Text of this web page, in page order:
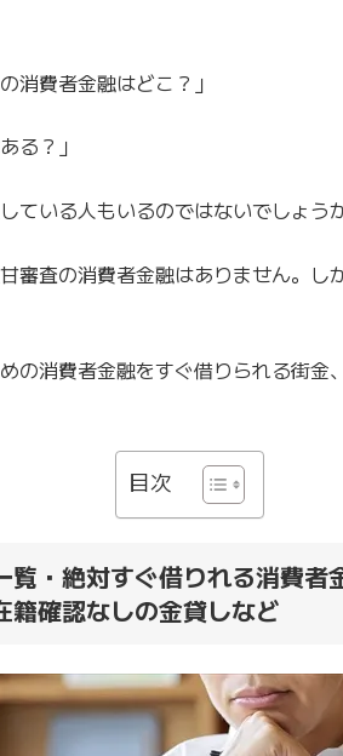
消費者金融はどこ？」
る？」
ている人もいるのではないでしょうか
審査の消費者金融はありません。し
の消費者金融をすぐ借りられる街金
目次
覧・絶対すぐ借りれる消費者
籍確認なしの金貸しなど